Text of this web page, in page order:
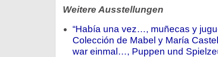
Weitere Ausstellungen
“Había una vez…, muñecas y
Colección de Mabel y María
war einmal…, Puppen und